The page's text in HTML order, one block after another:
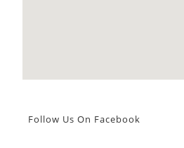
Follow Us On Facebook